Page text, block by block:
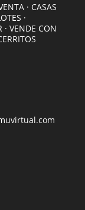
· CASAS
·
· VENDE CON